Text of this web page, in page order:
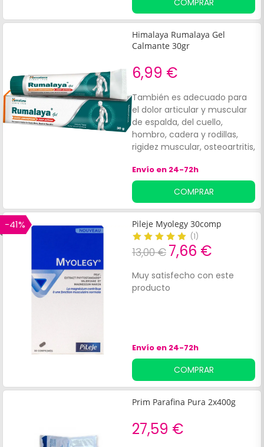
en forma de sales
desacidificantes. Ergysport
acelera la eliminación del
ácido láctico responsable de
COMPRAR
Himalaya Rumalaya Gel
Calmante 30gr
6,99 €
También es adecuado para
el dolor articular y muscular
de espalda, del cuello,
hombro, cadera y rodillas,
rigidez muscular, osteoartritis,
lumbar, ciática y dolor de
espalda baja.
Envío en 24-72h
COMPRAR
-41% Pileje Myolegy 30comp
(1)
13,00 € 7,66 €
Muy satisfecho con este
producto
Envío en 24-72h
COMPRAR
Prim Parafina Pura 2x400g
27,59 €